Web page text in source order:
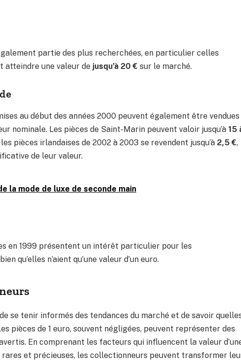
partie des plus recherchées, en particulier celles
atteindre une valeur de jusqu’à 20 € sur le marché.
au début des années 2000 peuvent également être vendues
nominale. Les pièces de Saint-Marin peuvent valoir jusqu’à 15
pièces irlandaises de 2002 à 2003 se revendent jusqu’à 2,5 €,
de leur valeur.
la mode de luxe de seconde main
en 1999 présentent un intérêt particulier pour les
qu’elles n’aient qu’une valeur d’un euro.
se tenir informés des tendances du marché et de savoir
pièces de 1 euro, souvent négligées, peuvent représenter des
En comprenant les facteurs qui influencent la valeur
et précieuses, les collectionneurs peuvent transformer